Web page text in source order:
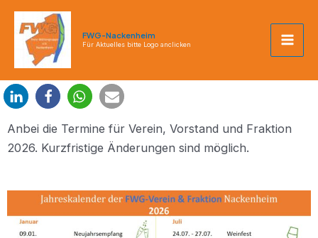
Zum
Inhalt
springen
FWG-Nackenheim
Für Aktuelles bitte Logo anclicken
Anbei die Termine für Verein, Vorstand und Fraktion
2026. Kurzfristige Änderungen sind möglich.